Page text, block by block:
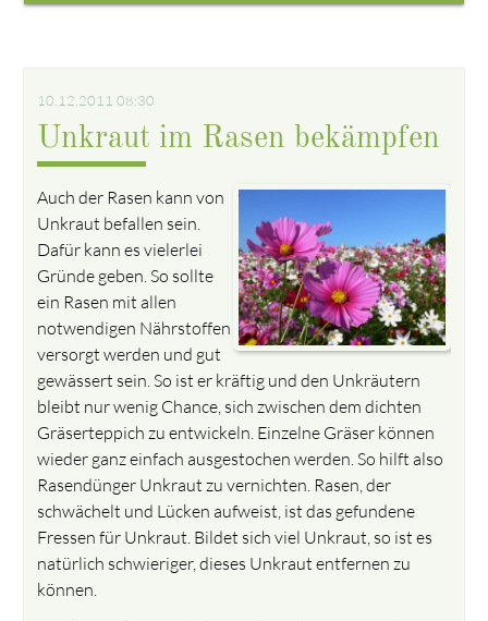
10.12.2011 08:30
Unkraut im Rasen bekämpfen
Auch der Rasen kann von
Unkraut befallen sein.
Dafür kann es vielerlei
Gründe geben. So sollte
ein Rasen mit allen
notwendigen Nährstoffen
versorgt werden und gut
gewässert sein. So ist er kräftig und den Unkräutern
bleibt nur wenig Chance, sich zwischen dem dichten
Gräserteppich zu entwickeln. Einzelne Gräser können
wieder ganz einfach ausgestochen werden. So hilft also
Rasendünger Unkraut zu vernichten. Rasen, der
schwächelt und Lücken aufweist, ist das gefundene
Fressen für Unkraut. Bildet sich viel Unkraut, so ist es
natürlich schwieriger, dieses Unkraut entfernen zu
können.